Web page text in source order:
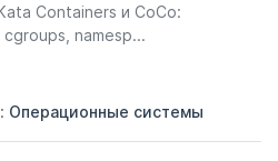
Containers и CoCo:
cgroups, namesp...
Операционные системы